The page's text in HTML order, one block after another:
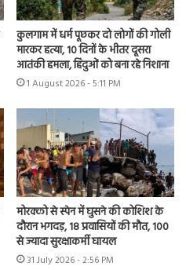
कुलगाम में धर्म पूछकर दो लोगों की गोली
मारकर हत्या, 10 दिनों के भीतर दूसरा
आतंकी हमला, हिंदुओं को बना रहे निशाना
1 August 2026 - 5:11 PM
मोरक्को से स्पेन में घुसने की कोशिश के
दौरान भगदड़, 18 प्रवासियों की मौत, 100
से ज्यादा सुरक्षाकर्मी घायल
31 July 2026 - 2:56 PM